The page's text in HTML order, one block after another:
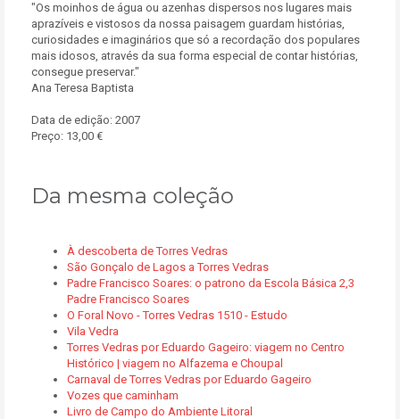
"Os moinhos de água ou azenhas dispersos nos lugares mais
aprazíveis e vistosos da nossa paisagem guardam histórias,
curiosidades e imaginários que só a recordação dos populares
mais idosos, através da sua forma especial de contar histórias,
consegue preservar."
Ana Teresa Baptista
Data de edição: 2007
Preço: 13,00 €
Da mesma coleção
À descoberta de Torres Vedras
São Gonçalo de Lagos a Torres Vedras
Padre Francisco Soares: o patrono da Escola Básica 2,3
Padre Francisco Soares
O Foral Novo - Torres Vedras 1510 - Estudo
Vila Vedra
Torres Vedras por Eduardo Gageiro: viagem no Centro
Histórico | viagem no Alfazema e Choupal
Carnaval de Torres Vedras por Eduardo Gageiro
Vozes que caminham
Livro de Campo do Ambiente Litoral